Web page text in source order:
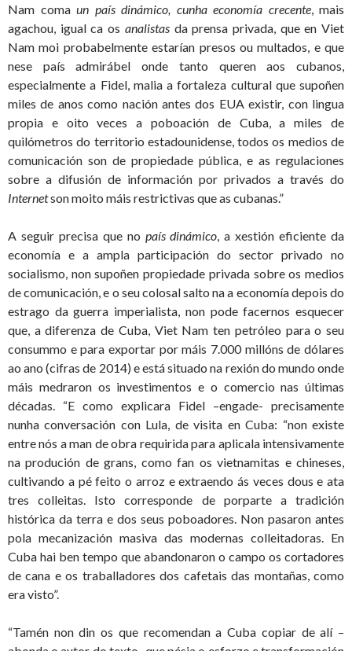
Nam coma un país dinámico, cunha economía crecente, mais
agachou, igual ca os analistasda prensa privada, que en Viet
Nam moi probabelmente estarían presos ou multados, e que
nese país admirábel onde tanto queren aos cubanos,
especialmente a Fidel, malia a fortaleza cultural que supoñen
miles de anos como nación antes dos EUA existir, con lingua
propia e oito veces a poboación de Cuba, a miles de
quilómetros do territorio estadounidense, todos os medios de
comunicación son de propiedade pública, e as regulaciones
sobre a difusión de información por privados a través do
Internetson moito máis restrictivas que as cubanas.”
A seguir precisa que no país dinámico , a xestión eficiente da
economía e a ampla participación do sector privado no
socialismo, non supoñen propiedade privada sobre os medios
de comunicación, e o seu colosal salto na a economía depois do
estrago da guerra imperialista, non pode facernos esquecer
que, a diferenza de Cuba, Viet Nam ten petróleo para o seu
consummo e para exportar por máis 7.000 millóns de dólares
ao ano (cifras de 2014) e está situado na rexión do mundo onde
máis medraron os investimentos e o comercio nas últimas
décadas. “E como explicara Fidel –engade- precisamente
nunha conversación con Lula, de visita en Cuba: “non existe
entre nós a man de obra requirida para aplicala intensivamente
na produción de grans, como fan os vietnamitas e chineses,
cultivando a pé feito o arroz e extraendo ás veces dous e ata
tres colleitas. Isto corresponde de porparte a tradición
histórica da terra e dos seus poboadores. Non pasaron antes
pola mecanización masiva das modernas colleitadoras. En
Cuba hai ben tempo que abandonaron o campo os cortadores
de cana e os traballadores dos cafetais das montañas, como
era visto”.
“Tamén non din os que recomendan a Cuba copiar de alí –